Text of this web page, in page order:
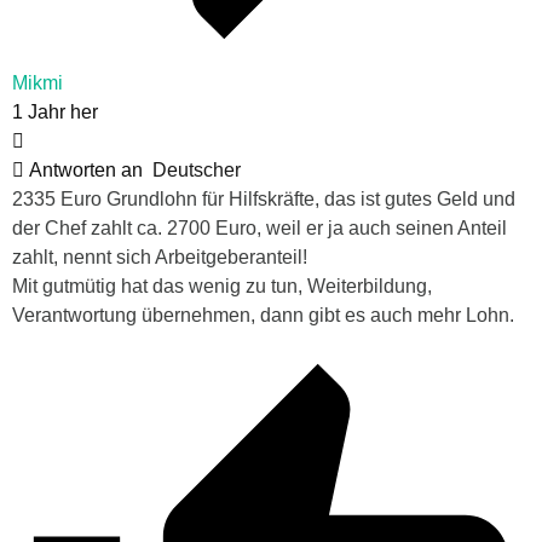
Mikmi
1 Jahr her
Antworten an
Deutscher
2335 Euro Grundlohn für Hilfskräfte, das ist gutes Geld und
der Chef zahlt ca. 2700 Euro, weil er ja auch seinen Anteil
zahlt, nennt sich Arbeitgeberanteil!
Mit gutmütig hat das wenig zu tun, Weiterbildung,
Verantwortung übernehmen, dann gibt es auch mehr Lohn.